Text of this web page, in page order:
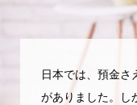
日本では、預金さ
がありました。し